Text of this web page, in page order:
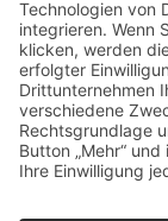
Wir sind ein
Alters, der
Bei uns kann
keine starren
einen starken